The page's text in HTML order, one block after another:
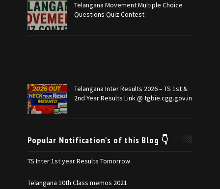
Telangana Movement Multiple Choice
Questions Quiz Contest
Telangana Inter Results 2026 – TS 1st &
2nd Year Results Link @ tgbie.cgg.gov.in
Popular Notification's of this Blog 👇
TS Inter 1st year Results Tomorrow
Telangana 10th Class memos 2021